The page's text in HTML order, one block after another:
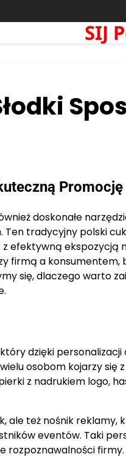
SIJ
Promocję
doskonałe
tradycyjny polski
efektywną ekspozycją
firmą a konsumentem,
się, dlaczego warto
dzięki
osobom kojarzy
z nadrukiem logo,
ale też nośnik
eventów. Taki
rozpoznawalności firmy.